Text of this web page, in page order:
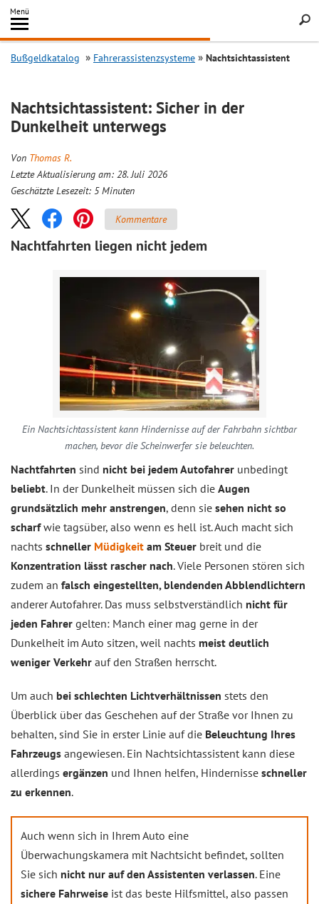
Inhalt
springen
Menü
Search
Bußgeldkatalog Fahrerassistenzsysteme Nachtsichtassistent
Nachtsichtassistent: Sicher in der
Dunkelheit unterwegs
Von Thomas R.
Letzte Aktualisierung am: 28. Juli 2026
Geschätzte Lesezeit: 5 Minuten
Kommentare
Nachtfahrten liegen nicht jedem
Ein Nachtsichtassistent kann Hindernisse auf der Fahrbahn sichtbar
machen, bevor die Scheinwerfer sie beleuchten.
Nachtfahrten sind nicht bei jedem Autofahrer unbedingt
beliebt. In der Dunkelheit müssen sich die Augen
grundsätzlich mehr anstrengen, denn sie sehen nicht so
scharfwie tagsüber, also wenn es hell ist. Auch macht sich
nachts schneller Müdigkeit am Steuer breit und die
Konzentration lässt rascher nach. Viele Personen stören sich
zudem an falsch eingestellten, blendenden Abblendlichtern
anderer Autofahrer. Das muss selbstverständlich nicht für
jeden Fahrer gelten: Manch einer mag gerne in der
Dunkelheit im Auto sitzen, weil nachts meist deutlich
weniger Verkehr auf den Straßen herrscht.
Um auch bei schlechten Lichtverhältnissen stets den
Überblick über das Geschehen auf der Straße vor Ihnen zu
behalten, sind Sie in erster Linie auf die Beleuchtung Ihres
Fahrzeugs angewiesen. Ein Nachtsichtassistent kann diese
allerdings ergänzen und Ihnen helfen, Hindernisse schneller
zu erkennen.
Auch wenn sich in Ihrem Auto eine
Überwachungskamera mit Nachtsicht befindet, sollten
Sie sich nicht nur auf den Assistenten verlassen. Eine
sichere Fahrweise ist das beste Hilfsmittel, also passen